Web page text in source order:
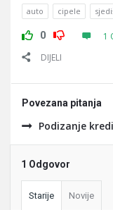
auto cipele
0 1
DIJELI
Povezana pitanja
Podizanje
1 Odgovor
Starije Novije